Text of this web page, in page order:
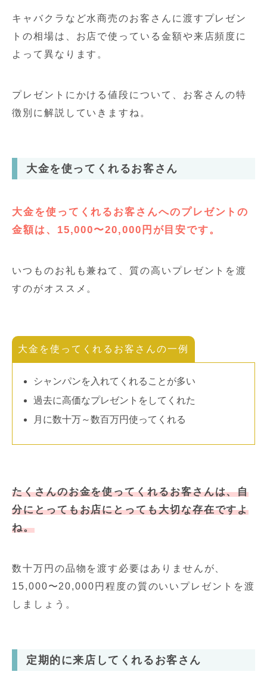
キャバクラなど水商売のお客さんに渡すプレゼン
トの相場は、お店で使っている金額や来店頻度に
よって異なります。
プレゼントにかける値段について、お客さんの特
徴別に解説していきますね。
大金を使ってくれるお客さん
大金を使ってくれるお客さんへのプレゼントの
金額は、15,000〜20,000円が目安です。
いつものお礼も兼ねて、質の高いプレゼントを渡
すのがオススメ。
大金を使ってくれるお客さんの一例
シャンパンを入れてくれることが多い
過去に高価なプレゼントをしてくれた
月に数十万～数百万円使ってくれる
たくさんのお金を使ってくれるお客さんは、自
分にとってもお店にとっても大切な存在ですよ
ね。
数十万円の品物を渡す必要はありませんが、
15,000〜20,000円程度の質のいいプレゼントを渡
しましょう。
定期的に来店してくれるお客さん